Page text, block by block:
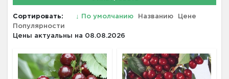
Сортировать: ↓ По умолчанию Названию
Цене
Популярности
Цены актуальны на 08.08.2026